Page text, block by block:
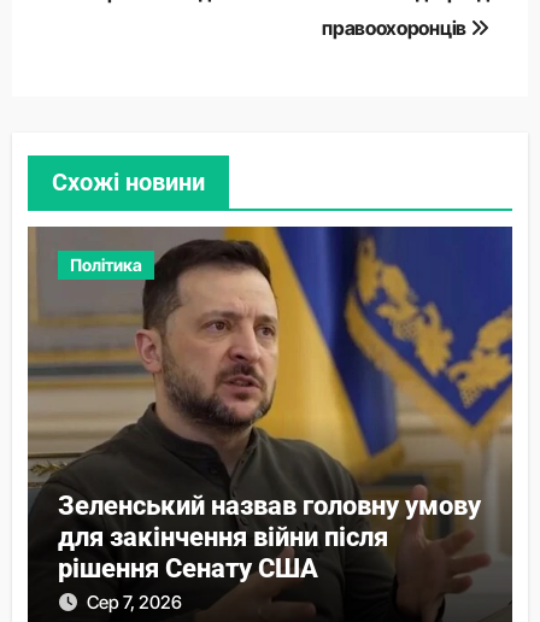
правоохоронців
Схожі новини
Політика
Зеленський назвав головну умову
для закінчення війни після
рішення Сенату США
Сер 7, 2026